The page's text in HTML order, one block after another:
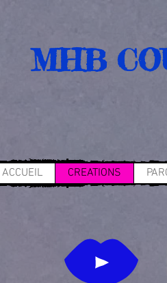
MHB
ACCUEIL CREATIONS